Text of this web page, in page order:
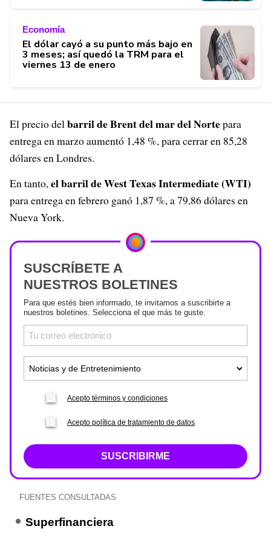
Economía
El dólar cayó a su punto más bajo en
3 meses; así quedó la TRM para el
viernes 13 de enero
El precio delbarril de Brent del mar del Nortepara
entrega en marzo aumentó 1,48 %, para cerrar en 85,28
dólares en Londres.
En tanto,el barril de West Texas Intermediate (WTI)
para entrega en febrero ganó 1,87 %, a 79,86 dólares en
Nueva York.
SUSCRÍBETE A
NUESTROS BOLETINES
Para que estés bien informado, te invitamos a suscribirte a
nuestros boletines. Selecciona el que más te guste.
Acepto términos y condiciones
Acepto política de tratamiento de datos
SUSCRIBIRME
FUENTES CONSULTADAS
Superfinanciera